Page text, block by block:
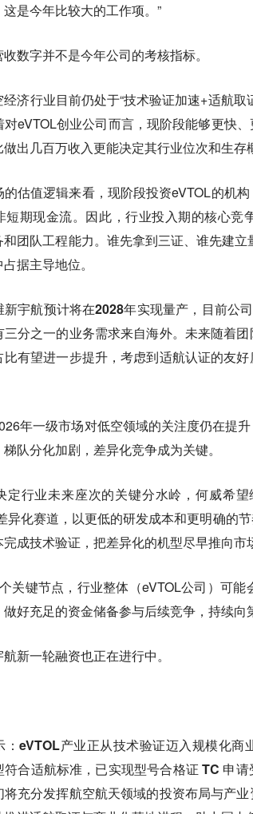
是今年比较大的工作项。 ”
数字并不是今年公司的考核指标。
济行业目前仍处于“技术验证加速+适航
eVTOL创业公司而言， 现阶段能够更快
出几百万收入更能决定其行业位次和生存
估值逻辑来看，现阶段投资eVTOL的机
短期现金流。因此，行业投入期的核心竞
和团队工程能力。谁先拿到三证、谁先建
据主导地位。
新宇航预计将在2028年实现量产，目前公
分之一的业务需求来自海外。 未来随着
有望进一步提升，考虑到适航认证的友
年一级市场对低空领域的关注度仍在提
队分化加剧，差异化竞争成为关键。
定行业未来座次的关键分水岭，何威希
化赛道，以更低的研发成本和更明确的
成技术验证，把差异化的机型尽早推向市
关键节点，行业整体（eVTOL公司）可
好充足的资金储备参与后续竞争，持续向
新一轮融资也正在进行中。
：eVTOL产业正从技术验证迈入规模化
合适航标准，已实现型号合格证 TC 申
充分发挥航空航天领域的投资布局与产